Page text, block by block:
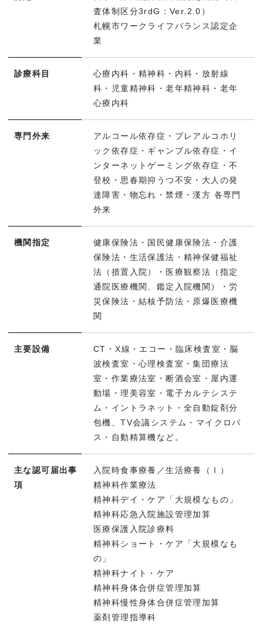
査体制区分3rdG：Ver.2.0）
札幌市ワークライフバランス認定企
業
診療科目
心療内科・精神科・内科・放射線
科・児童精神科・老年精神科・老年
心療内科
専門外来
アルコール依存症・プレアルコホリ
ック依存症・ギャンブル依存症・イ
ンターネットゲーミング依存症・不
登校・思春期抑うつ不安・大人の発
達障害・物忘れ・禁煙・漢方 各専門
外来
機関指定
健康保険法・国民健康保険法・介護
保険法・生活保護法・精神保健福祉
法（措置入院）・医療観察法（指定
通院医療機関、鑑定入院機関）・労
災保険法・結核予防法・原爆医療機
関
主要設備
CT・X線・エコー・臨床検査室・脳
波検査室・心理検査室・集団療法
室・作業療法室・断酒会室・屋内運
動場・理美容室・電子カルテシステ
ム・イントラネット・全自動錠剤分
包機、TV会議システム・マイクロバ
ス・自動精算機など。
主な認可届出事
項
入院時食事療養／生活療養（Ⅰ）
精神科作業療法
精神科デイ・ケア「大規模なもの」
精神科応急入院施設管理加算
医療保護入院診療料
精神科ショート・ケア「大規模なも
の」
精神科ナイト・ケア
精神科身体合併症管理加算
精神科慢性身体合併症管理加算
薬剤管理指導科